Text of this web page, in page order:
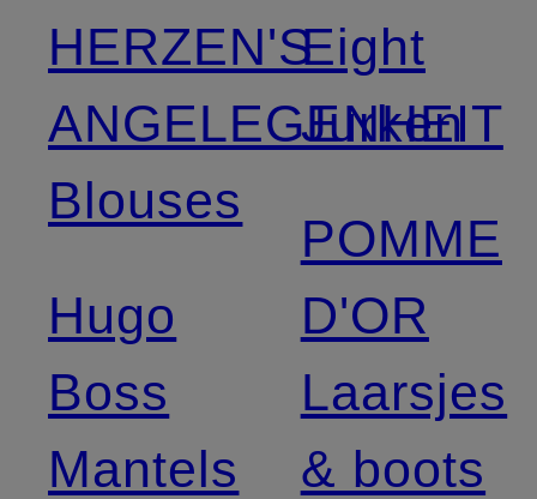
HERZEN'S
ANGELEGENHEIT
Blouses
Hugo
Boss
Mantels
Eight
Jurken
POMME
D'OR
Laarsjes
& boots